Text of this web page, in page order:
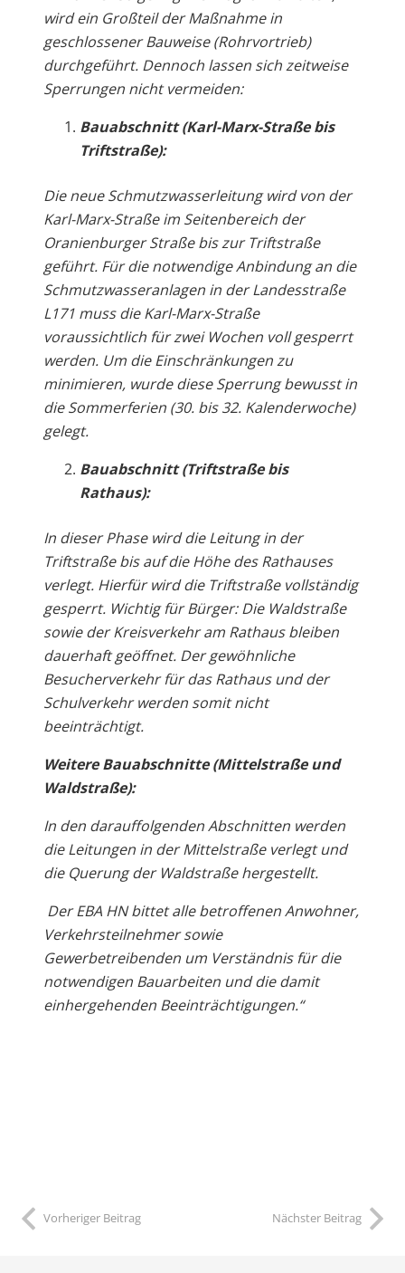
wird ein Großteil der Maßnahme in
geschlossener Bauweise (Rohrvortrieb)
durchgeführt. Dennoch lassen sich zeitweise
Sperrungen nicht vermeiden:
Bauabschnitt (Karl-Marx-Straße bis
Triftstraße):
Die neue Schmutzwasserleitung wird von der
Karl-Marx-Straße im Seitenbereich der
Oranienburger Straße bis zur Triftstraße
geführt. Für die notwendige Anbindung an die
Schmutzwasseranlagen in der Landesstraße
L171 muss die Karl-Marx-Straße
voraussichtlich für zwei Wochen voll gesperrt
werden. Um die Einschränkungen zu
minimieren, wurde diese Sperrung bewusst in
die Sommerferien (30. bis 32. Kalenderwoche)
gelegt.
Bauabschnitt (Triftstraße bis
Rathaus):
In dieser Phase wird die Leitung in der
Triftstraße bis auf die Höhe des Rathauses
verlegt. Hierfür wird die Triftstraße vollständig
gesperrt. Wichtig für Bürger: Die Waldstraße
sowie der Kreisverkehr am Rathaus bleiben
dauerhaft geöffnet. Der gewöhnliche
Besucherverkehr für das Rathaus und der
Schulverkehr werden somit nicht
beeinträchtigt.
Weitere Bauabschnitte (Mittelstraße und
Waldstraße):
In den darauffolgenden Abschnitten werden
die Leitungen in der Mittelstraße verlegt und
die Querung der Waldstraße hergestellt.
Der EBA HN bittet alle betroffenen Anwohner,
Verkehrsteilnehmer sowie
Gewerbetreibenden um Verständnis für die
notwendigen Bauarbeiten und die damit
einhergehenden Beeinträchtigungen.“
Vorheriger Beitrag Nächster Beitrag